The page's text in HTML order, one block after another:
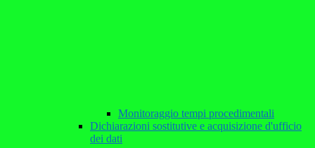
Monitoraggio tempi procedimentali
Dichiarazioni sostitutive e acquisizione d'ufficio
dei dati